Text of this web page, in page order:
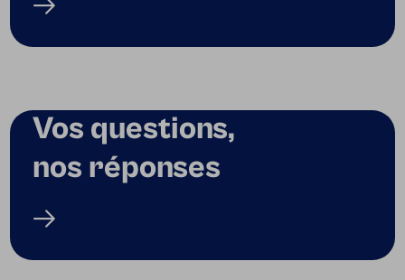
Vos questions,
nos réponses